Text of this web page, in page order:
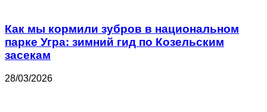
Как мы кормили зубров в национальном
парке Угра: зимний гид по Козельским
засекам
28/03/2026